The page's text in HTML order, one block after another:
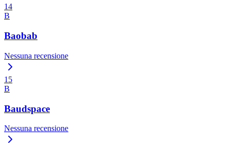
14
B
Baobab
Nessuna recensione
15
B
Baudspace
Nessuna recensione